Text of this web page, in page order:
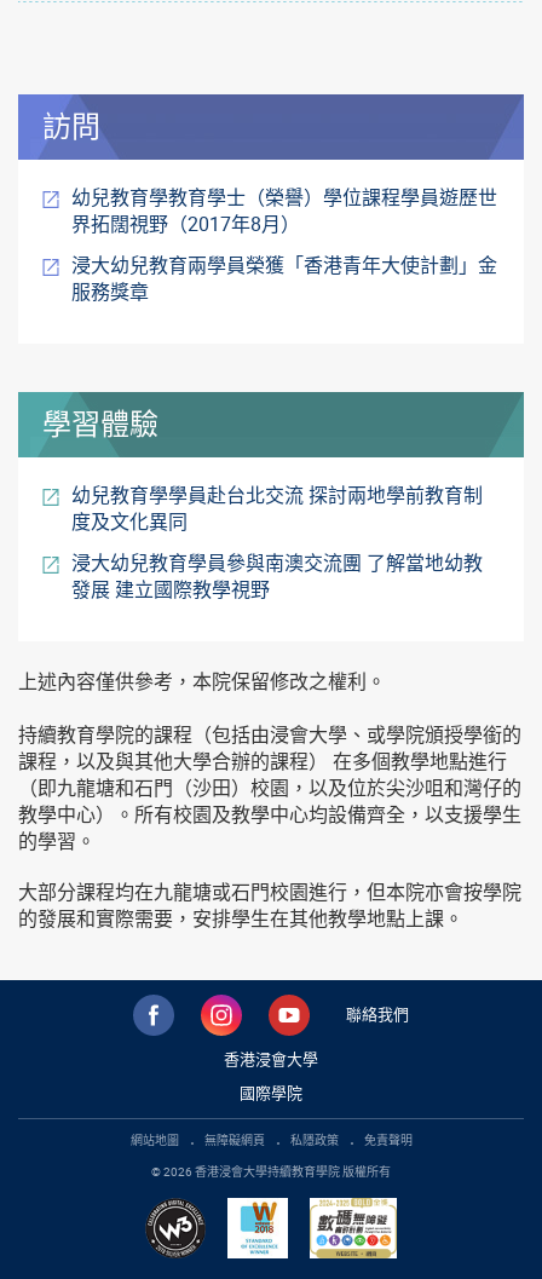
訪問
幼兒教育學教育學士（榮譽）學位課程學員遊歷世
界拓闊視野（2017年8月）
浸大幼兒教育兩學員榮獲「香港青年大使計劃」金
服務獎章
學習體驗
幼兒教育學學員赴台北交流 探討兩地學前教育制
度及文化異同
浸大幼兒教育學員參與南澳交流團 了解當地幼教
發展 建立國際教學視野
上述內容僅供參考，本院保留修改之權利。
持續教育學院的課程（包括由浸會大學、或學院頒授學銜的
課程，以及與其他大學合辦的課程） 在多個教學地點進行
（即九龍塘和石門（沙田）校園，以及位於尖沙咀和灣仔的
教學中心）。所有校園及教學中心均設備齊全，以支援學生
的學習。
大部分課程均在九龍塘或石門校園進行，但本院亦會按學院
的發展和實際需要，安排學生在其他教學地點上課。
聯絡我們
香港浸會大學
國際學院
網站地圖 無障礙網頁 私隱政策
免責聲明
© 2026 香港浸會大學持續教育學院 版權所有